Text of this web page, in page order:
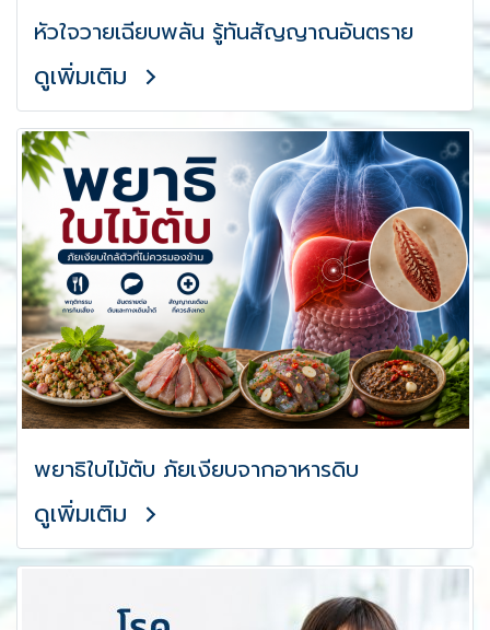
หัวใจวายเฉียบพลัน รู้ทันสัญญาณอันตราย
ดูเพิ่มเติม
พยาธิใบไม้ตับ ภัยเงียบจากอาหารดิบ
ดูเพิ่มเติม